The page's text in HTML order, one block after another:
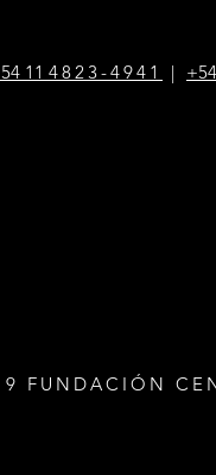
1 1 4823-4941 |
FUNDACIÓN